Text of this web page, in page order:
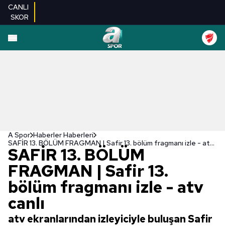
CANLI
SKOR
A Spor Haberler Haberleri
SAFİR 13. BÖLÜM FRAGMAN | Safir 13. bölüm fragmanı izle - atv canlı
SAFİR 13. BÖLÜM
FRAGMAN | Safir 13.
bölüm fragmanı izle - atv
canlı
atv ekranlarından izleyiciyle buluşan Safir